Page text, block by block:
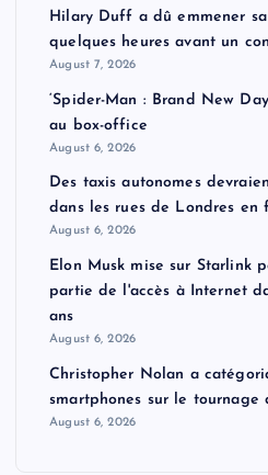
Hilary Duff a dû emmener
quelques heures avant un
August 7, 2026
‘Spider-Man : Brand New
au box-office
August 6, 2026
Des taxis autonomes
dans les rues de Londres en
August 6, 2026
Elon Musk mise sur Starlink
partie de l'accès à Internet
ans
August 6, 2026
Christopher Nolan a
smartphones sur le tournage
August 6, 2026